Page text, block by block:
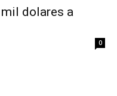
dolares a
0